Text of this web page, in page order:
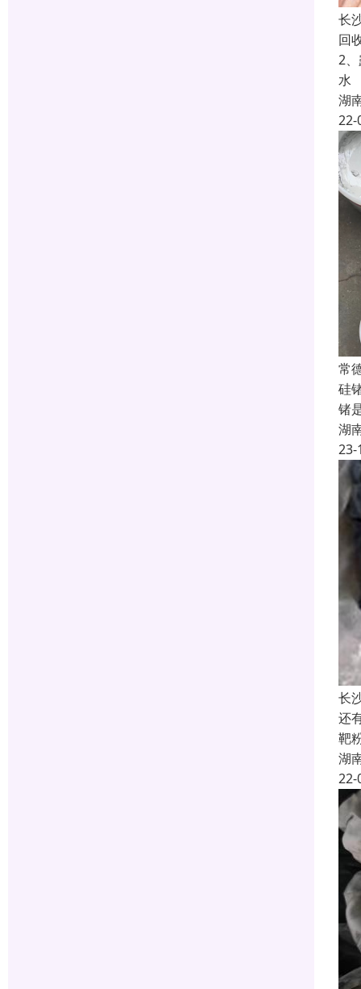
长
回
2
水
湖
22-
常
硅
锗
湖
23-
长
还
靶
湖
22-